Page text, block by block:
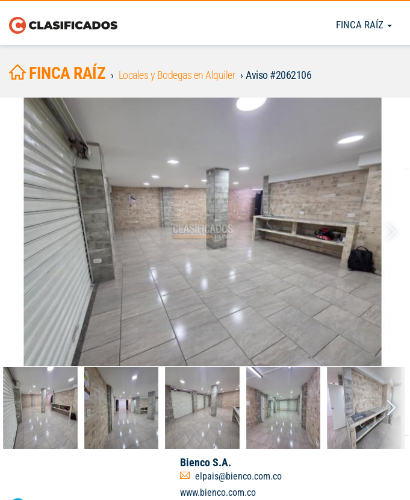
FINCA RAÍZ
FINCA RAÍZ Locales y Bodegas en Alquiler Aviso #2062106
Bienco S.A.
elpais@bienco.com.co
www.bienco.com.co